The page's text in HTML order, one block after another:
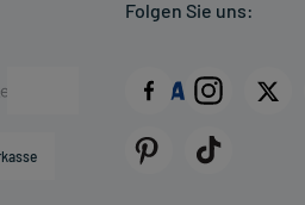
Folgen Sie uns: